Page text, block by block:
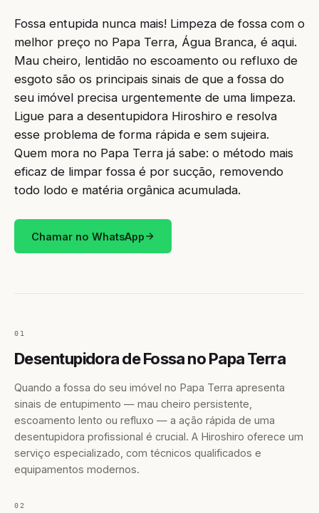
Fossa entupida nunca mais! Limpeza de fossa com o
melhor preço no Papa Terra, Água Branca, é aqui.
Mau cheiro, lentidão no escoamento ou refluxo de
esgoto são os principais sinais de que a fossa do
seu imóvel precisa urgentemente de uma limpeza.
Ligue para a desentupidora Hiroshiro e resolva
esse problema de forma rápida e sem sujeira.
Quem mora no Papa Terra já sabe: o método mais
eficaz de limpar fossa é por sucção, removendo
todo lodo e matéria orgânica acumulada.
Chamar no WhatsApp
01
Desentupidora de Fossa no Papa Terra
Quando a fossa do seu imóvel no Papa Terra apresenta
sinais de entupimento — mau cheiro persistente,
escoamento lento ou refluxo — a ação rápida de uma
desentupidora profissional é crucial. A Hiroshiro oferece um
serviço especializado, com técnicos qualificados e
equipamentos modernos.
02